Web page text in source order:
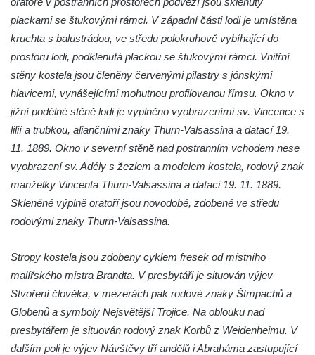
Žernosekách
Kaple svatého Urbana ve Velkých
Žernosekách
Kaple svatého Huberta u hradiště Hrádek u
Libochovan
Kostel Narození Panny Marie v
Libochovanech
Kostel svatého Jana Nepomuckého ve
Starých Křečanech
Kostel svatého Kryštofa v Kryštofově Údolí
Hrobka rodiny Havlovy na hřbitově v
Chloumku v Mělníku
plackami se štukovými rámci. V západní části lodi je umístěna
kruchta s balustrádou, ve středu polokruhově vybíhající do
prostoru lodi, podklenutá plackou se štukovými rámci. Vnitřní
stěny kostela jsou členěny červenými pilastry s jónskými
hlavicemi, vynášejícími mohutnou profilovanou římsu. Okno v
jižní podélné stěně lodi je vyplněno vyobrazeními sv. Vincence s
lilií a trubkou, aliančními znaky Thurn-Valsassina a datací 19.
11. 1889. Okno v severní stěně nad postranním vchodem nese
vyobrazení sv. Adély s žezlem a modelem kostela, rodový znak
manželky Vincenta Thurn-Valsassina a dataci 19. 11. 1889.
Skleněné výplně oratoří jsou novodobé, zdobené ve středu
rodovými znaky Thurn-Valsassina.
Stropy kostela jsou zdobeny cyklem fresek od místního
malířského mistra Brandta. V presbytáři je situován výjev
Stvoření člověka, v mezerách pak rodové znaky Štmpachů a
Globenů a symboly Nejsvětější Trojice. Na oblouku nad
presbytářem je situován rodový znak Korbů z Weidenheimu. V
dalším poli je výjev Návštěvy tří andělů i Abraháma zastupující